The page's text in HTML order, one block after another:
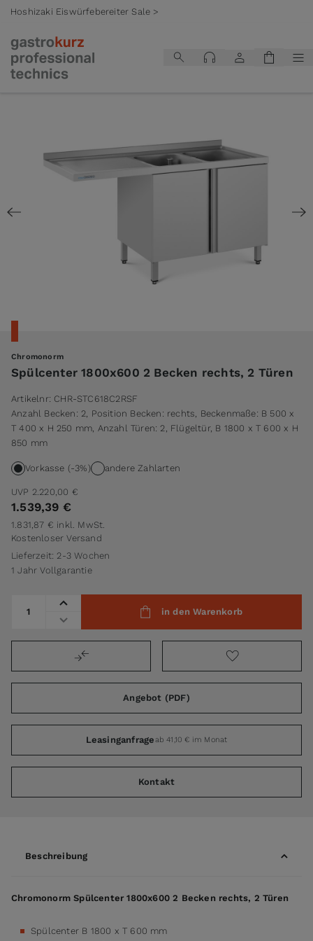
Hoshizaki Eiswürfebereiter Sale >
Chromonorm
Spülcenter 1800x600 2 Becken rechts, 2 Türen
Artikelnr: CHR-STC618C2RSF
Anzahl Becken: 2, Position Becken: rechts, Beckenmaße: B 500 x
T 400 x H 250 mm, Anzahl Türen: 2, Flügeltür, B 1800 x T 600 x H
850 mm
Vorkasse (-3%) andere Zahlarten
UVP 2.220,00 €
1.539,39 €
1.831,87 € inkl. MwSt.
Kostenloser Versand
Lieferzeit: 2-3 Wochen
1 Jahr Vollgarantie
in den Warenkorb
Angebot (PDF)
Leasinganfrageab 41,10 € im Monat
Kontakt
Beschreibung
Chromonorm Spülcenter 1800x600 2 Becken rechts, 2 Türen
Spülcenter B 1800 x T 600 mm